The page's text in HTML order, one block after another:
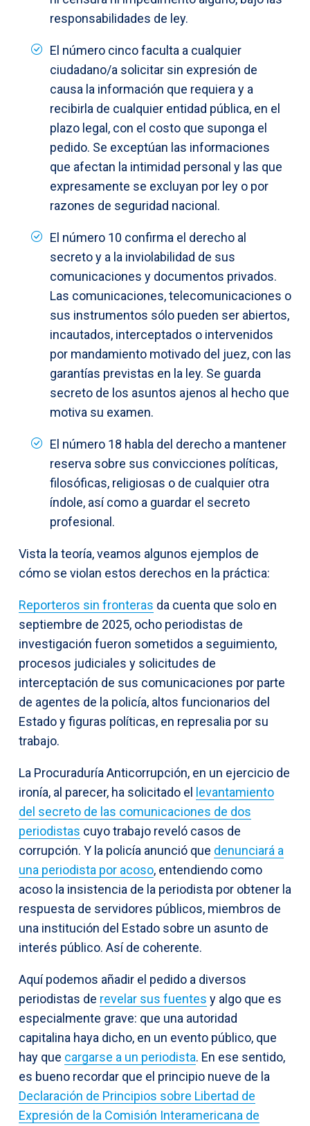
responsabilidades de ley.
El número cinco faculta a cualquier
ciudadano/a solicitar sin expresión de
causa la información que requiera y a
recibirla de cualquier entidad pública, en el
plazo legal, con el costo que suponga el
pedido. Se exceptúan las informaciones
que afectan la intimidad personal y las que
expresamente se excluyan por ley o por
razones de seguridad nacional.
El número 10 confirma el derecho al
secreto y a la inviolabilidad de sus
comunicaciones y documentos privados.
Las comunicaciones, telecomunicaciones o
sus instrumentos sólo pueden ser abiertos,
incautados, interceptados o intervenidos
por mandamiento motivado del juez, con las
garantías previstas en la ley. Se guarda
secreto de los asuntos ajenos al hecho que
motiva su examen.
El número 18 habla del derecho a mantener
reserva sobre sus convicciones políticas,
filosóficas, religiosas o de cualquier otra
índole, así como a guardar el secreto
profesional.
Vista la teoría, veamos algunos ejemplos de
cómo se violan estos derechos en la práctica:
Reporteros sin fronteras da cuenta que solo en
septiembre de 2025, ocho periodistas de
investigación fueron sometidos a seguimiento,
procesos judiciales y solicitudes de
interceptación de sus comunicaciones por parte
de agentes de la policía, altos funcionarios del
Estado y figuras políticas, en represalia por su
trabajo.
La Procuraduría Anticorrupción, en un ejercicio de
ironía, al parecer, ha solicitado el
levantamiento
del secreto de las comunicaciones de dos
periodistas cuyo trabajo reveló casos de
corrupción. Y la policía anunció que denunciará a
una periodista por acoso, entendiendo como
acoso la insistencia de la periodista por obtener la
respuesta de servidores públicos, miembros de
una institución del Estado sobre un asunto de
interés público. Así de coherente.
Aquí podemos añadir el pedido a diversos
periodistas de revelar sus fuentes y algo que es
especialmente grave: que una autoridad
capitalina haya dicho, en un evento público, que
hay que cargarse a un periodista. En ese sentido,
es bueno recordar que el principio nueve de la
Declaración de Principios sobre Libertad de
Expresión de la Comisión Interamericana de